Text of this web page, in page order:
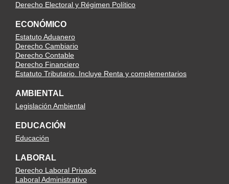
Derecho Electoral y Régimen Político
ECONÓMICO
Estatuto Aduanero
Derecho Cambiario
Derecho Contable
Derecho Financiero
Estatuto Tributario. Incluye Renta y complementarios
AMBIENTAL
Legislación Ambiental
EDUCACIÓN
Educación
LABORAL
Derecho Laboral Privado
Laboral Administrativo